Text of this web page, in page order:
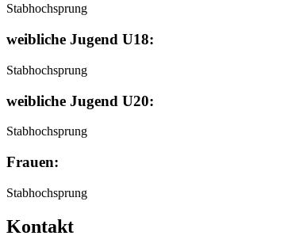
Stabhochsprung
weibliche Jugend U18:
Stabhochsprung
weibliche Jugend U20:
Stabhochsprung
Frauen:
Stabhochsprung
Kontakt